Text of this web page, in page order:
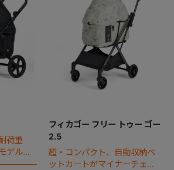
荷重
デルが
フィカゴー フリー トゥー ゴー
2.5
超・コンパクト、自動収納ペ
ットカートがマイナーチェン